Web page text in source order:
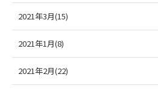
2021年3月(15)
2021年1月(8)
2021年2月(22)